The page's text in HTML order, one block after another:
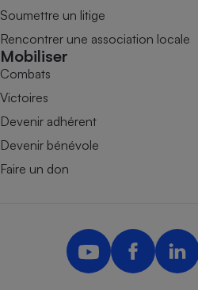
Soumettre un litige
Rencontrer une association locale
Mobiliser
Combats
Victoires
Devenir adhérent
Devenir bénévole
Faire un don